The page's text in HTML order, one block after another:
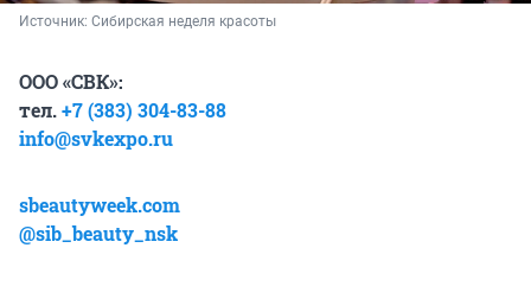
Источник: Сибирская неделя красоты
ООО «СВК»:
тел.+7 (383) 304-83-88
info@svkexpo.ru
sbeautyweek.com
@sib_beauty_nsk